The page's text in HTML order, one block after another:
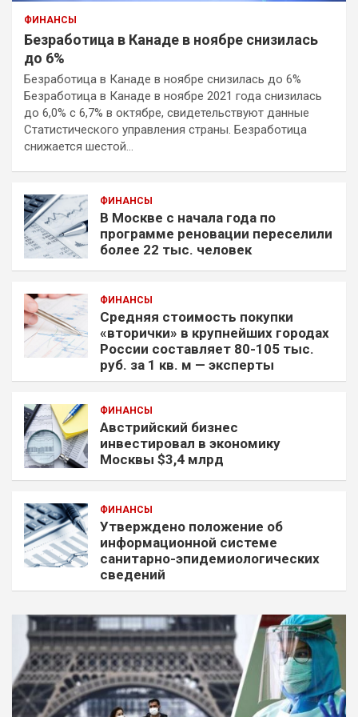
ФИНАНСЫ
Безработица в Канаде в ноябре снизилась
до 6%
Безработица в Канаде в ноябре снизилась до 6%
Безработица в Канаде в ноябре 2021 года снизилась
до 6,0% с 6,7% в октябре, свидетельствуют данные
Статистического управления страны. Безработица
снижается шестой…
ФИНАНСЫ
В Москве с начала года по
программе реновации переселили
более 22 тыс. человек
ФИНАНСЫ
Средняя стоимость покупки
«вторички» в крупнейших городах
России составляет 80-105 тыс.
руб. за 1 кв. м — эксперты
ФИНАНСЫ
Австрийский бизнес
инвестировал в экономику
Москвы $3,4 млрд
ФИНАНСЫ
Утверждено положение об
информационной системе
санитарно-эпидемиологических
сведений